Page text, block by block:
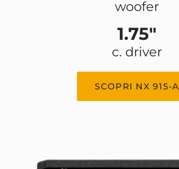
woofer
1.75"
c. driver
SCOPRI NX 915-A